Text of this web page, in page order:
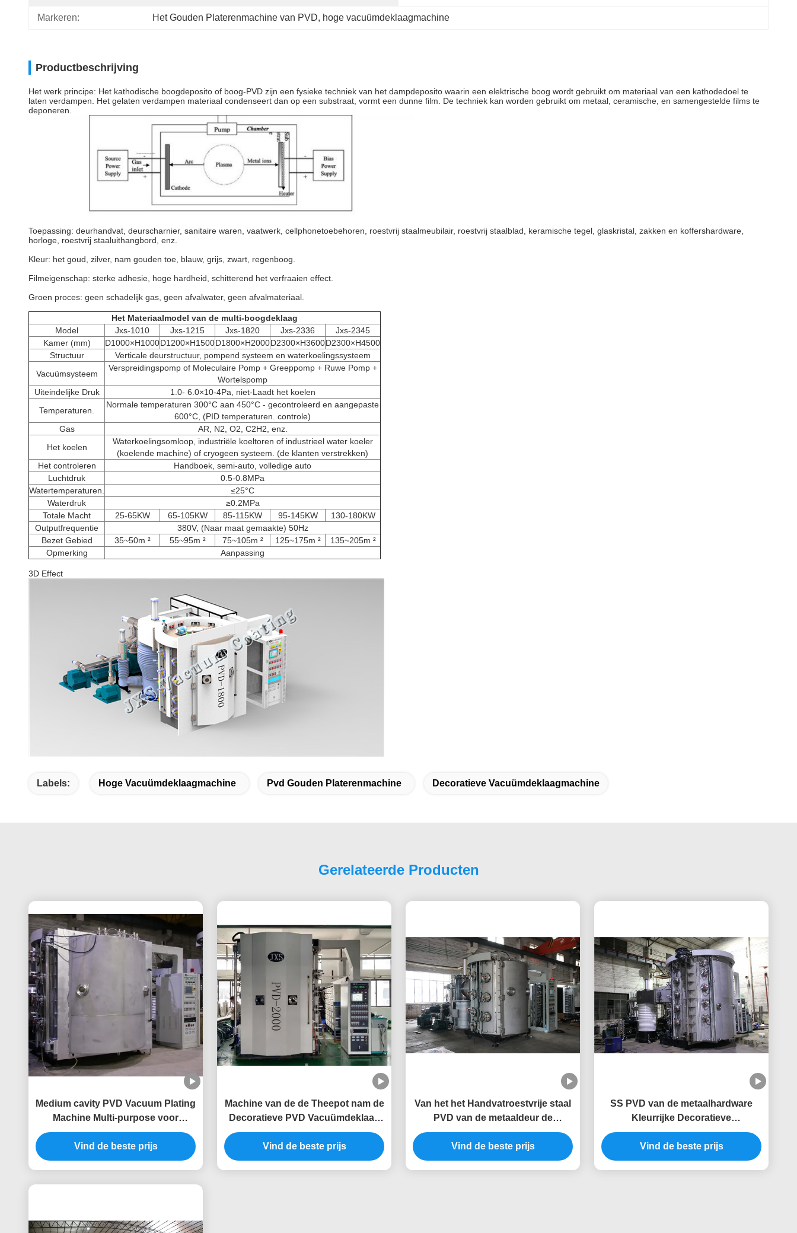
Markeren: Het Gouden Platerenmachine van PVD, hoge vacuümdeklaagmachine
Productbeschrijving
Het werk principe: Het kathodische boogdeposito of boog-PVD zijn een fysieke techniek van het dampdeposito waarin een elektrische boog wordt gebruikt om materiaal van een kathodedoel te
laten verdampen. Het gelaten verdampen materiaal condenseert dan op een substraat, vormt een dunne film. De techniek kan worden gebruikt om metaal, ceramische, en samengestelde films te
deponeren.
Toepassing: deurhandvat, deurscharnier, sanitaire waren, vaatwerk, cellphonetoebehoren, roestvrij staalmeubilair, roestvrij staalblad, keramische tegel, glaskristal, zakken en koffershardware,
horloge, roestvrij staaluithangbord, enz.
Kleur: het goud, zilver, nam gouden toe, blauw, grijs, zwart, regenboog.
Filmeigenschap: sterke adhesie, hoge hardheid, schitterend het verfraaien effect.
Groen proces: geen schadelijk gas, geen afvalwater, geen afvalmateriaal.
Het Materiaalmodel van de multi-boogdeklaag
Model
Jxs-1010 Jxs-1215 Jxs-1820 Jxs-2336
Jxs-2345
Kamer (mm)
D1000×H1000D1200×H1500D1800×H2000D2300×H3600D2300×H4500
Structuur
Verticale deurstructuur, pompend systeem en waterkoelingssysteem
Vacuümsysteem
Verspreidingspomp of Moleculaire Pomp + Greeppomp + Ruwe Pomp +
Wortelspomp
Uiteindelijke Druk
1.0- 6.0×10-4Pa, niet-Laadt het koelen
Temperaturen.
Normale temperaturen 300°C aan 450°C - gecontroleerd en aangepaste
600°C, (PID temperaturen. controle)
Gas
AR, N2, O2, C2H2, enz.
Het koelen
Waterkoelingsomloop, industriële koeltoren of industrieel water koeler
(koelende machine) of cryogeen systeem. (de klanten verstrekken)
Het controleren
Handboek, semi-auto, volledige auto
Luchtdruk
0.5-0.8MPa
Watertemperaturen.
≤25°C
Waterdruk
≥0.2MPa
Totale Macht
25-65KW 65-105KW 85-115KW 95-145KW
130-180KW
Outputfrequentie
380V, (Naar maat gemaakte) 50Hz
Bezet Gebied
35~50m ² 55~95m ² 75~105m ² 125~175m ²
135~205m ²
Opmerking
Aanpassing
3D Effect
Labels: Hoge Vacuümdeklaagmachine Pvd Gouden Platerenmachine Decoratieve Vacuümdeklaagmachine
Gerelateerde Producten
Medium cavity PVD Vacuum Plating
Machine Multi-purpose voor
batchproductieapparatuur
Vind de beste prijs
Machine van de de Theepot nam de
Decoratieve PVD Vacuümdeklaag
van de roestvrij staalkop voor
Zwarte Regenboog Gouden Kleur
toe
Vind de beste prijs
Van het het Handvatroestvrije staal
PVD van de metaaldeur de
Deklaagmachine
Vind de beste prijs
SS PVD van de metaalhardware
Kleurrijke Decoratieve
Deklaagmachine
Vind de beste prijs